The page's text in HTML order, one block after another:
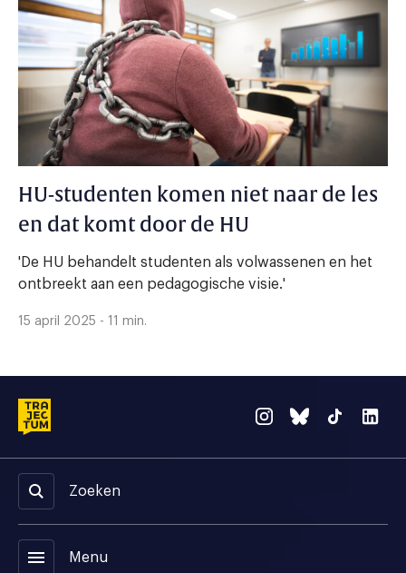
HU-studenten komen niet naar de les
en dat komt door de HU
'De HU behandelt studenten als volwassenen en het
ontbreekt aan een pedagogische visie.'
15 april 2025 - 11 min.
Zoeken
menu Menu